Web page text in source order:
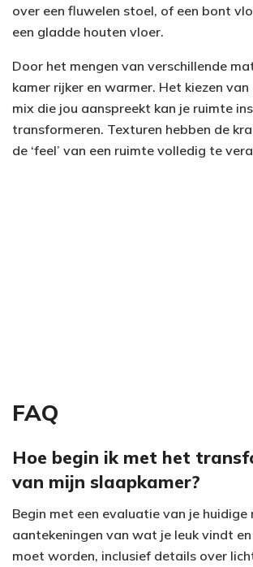
over een fluwelen stoel, of een bont
een gladde houten vloer.
Door het mengen van verschillende
kamer rijker en warmer. Het kiezen van
mix die jou aanspreekt kan je ruimte
transformeren. Texturen hebben de
de ‘feel’ van een ruimte volledig te
FAQ
Hoe begin ik met het
van mijn slaapkamer?
Begin met een evaluatie van je huidige
aantekeningen van wat je leuk vindt
moet worden, inclusief details over